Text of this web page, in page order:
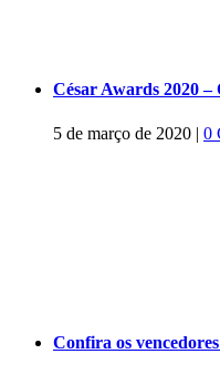
César Awards 2020 –
5 de março de 2020 | 0
Confira os